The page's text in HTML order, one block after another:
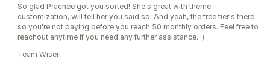
So glad Prachee got you sorted! She's great with theme
customization, will tell her you said so. And yeah, the free tier's there
so you're not paying before you reach 50 monthly orders. Feel free to
reachout anytime if you need any further assistance. :)
Team Wiser